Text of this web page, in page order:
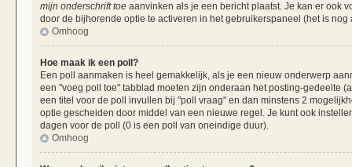
mijn onderschrift toe aanvinken als je een bericht plaatst. Je kan er ook
door de bijhorende optie te activeren in het gebruikerspaneel (het is
Omhoog
Hoe maak ik een poll?
Een poll aanmaken is heel gemakkelijk, als je een nieuw onderwerp
een "voeg poll toe" tabblad moeten zijn onderaan het posting-gedeelte
een titel voor de poll invullen bij "poll vraag" en dan minstens 2
optie gescheiden door middel van een nieuwe regel. Je kunt ook
dagen voor de poll (0 is een poll van oneindige duur).
Omhoog